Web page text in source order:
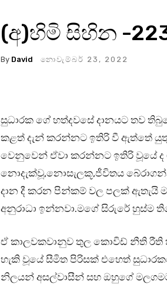
(අ)හිමි සිහින -
By David නොවැම්බර් 23, 2022
සුධාරක ගේ හත්දවසේ දානයට තව
කළත් දැන් කරන්නට ඉතිරි වී ඇත්තේ
වෙනුවෙන් ඒවා කරන්නට ඉතිරි වූයේ
නොදැක්වූ,නොසැලකූ,ජීවිතය
දාන දී කරන පින්කම් වල පලක් ඇතැයි
අනුරාධා ඉන්නවා.මගේ සිරුරේ හුස්ම
ඒ කාලවකවානුව තුල කොවිඩ් නීති රීති
හැකි වූයේ සීමිත පිරිසක් එහෙත්
නිලයන් අසල්වාසීන් සහ ඔහුගේ